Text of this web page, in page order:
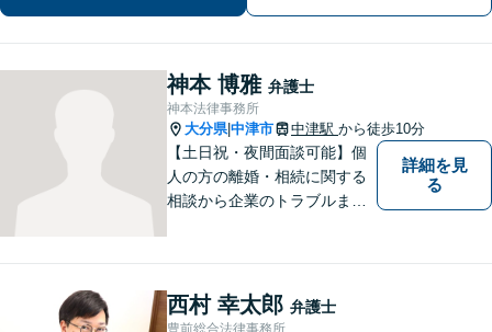
神本 博雅 弁護士
神本法律事務所
大分県|中津市 中津駅 から徒歩10分
【土日祝・夜間面談可能】個
人の方の離婚・相続に関する
相談から企業のトラブルまで
詳細を見
る
西村 幸太郎 弁護士
豊前総合法律事務所